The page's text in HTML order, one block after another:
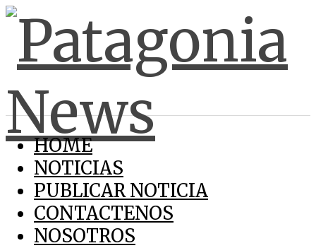
HOME
NOTICIAS
PUBLICAR NOTICIA
CONTACTENOS
NOSOTROS